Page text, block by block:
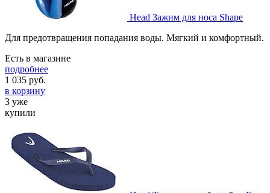
Head Зажим для носа Shape
Для предотвращения попадания воды. Мягкий и комфортный.
Есть в магазине
подробнее
1 035 руб.
в корзину
3 уже
купили